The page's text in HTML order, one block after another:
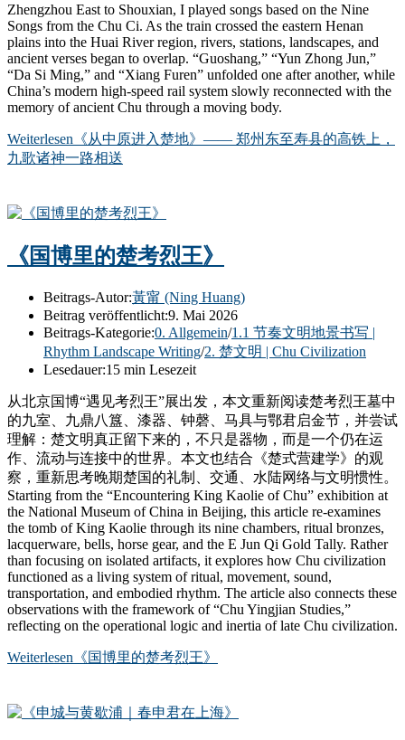
Zhengzhou East to Shouxian, I played songs based on the Nine
Songs from the Chu Ci. As the train crossed the eastern Henan
plains into the Huai River region, rivers, stations, landscapes, and
ancient verses began to overlap. “Guoshang,” “Yun Zhong Jun,”
“Da Si Ming,” and “Xiang Furen” unfolded one after another, while
China’s modern high-speed rail system slowly reconnected with the
memory of ancient Chu through a moving body.
Weiterlesen 《从中原进入楚地》—— 郑州东至寿县的高铁上，
九歌诸神一路相送
《国博里的楚考烈王》
Beitrags-Autor:黃甯 (Ning Huang)
Beitrag veröffentlicht:9. Mai 2026
Beitrags-Kategorie:0. Allgemein/1.1 节奏文明地景书写 |
Rhythm Landscape Writing/2. 楚文明 | Chu Civilization
Lesedauer:15 min Lesezeit
从北京国博“遇见考烈王”展出发，本文重新阅读楚考烈王墓中
的九室、九鼎八簋、漆器、钟磬、马具与鄂君启金节，并尝试
理解：楚文明真正留下来的，不只是器物，而是一个仍在运
作、流动与连接中的世界。本文也结合《楚式营建学》的观
察，重新思考晚期楚国的礼制、交通、水陆网络与文明惯性。
Starting from the “Encountering King Kaolie of Chu” exhibition at
the National Museum of China in Beijing, this article re-examines
the tomb of King Kaolie through its nine chambers, ritual bronzes,
lacquerware, bells, horse gear, and the E Jun Qi Gold Tally. Rather
than focusing on isolated artifacts, it explores how Chu civilization
functioned as a living system of ritual, movement, sound,
transportation, and embodied rhythm. The article also connects these
observations with the framework of “Chu Yingjian Studies,”
reflecting on the operational logic and inertia of late Chu civilization.
Weiterlesen 《国博里的楚考烈王》